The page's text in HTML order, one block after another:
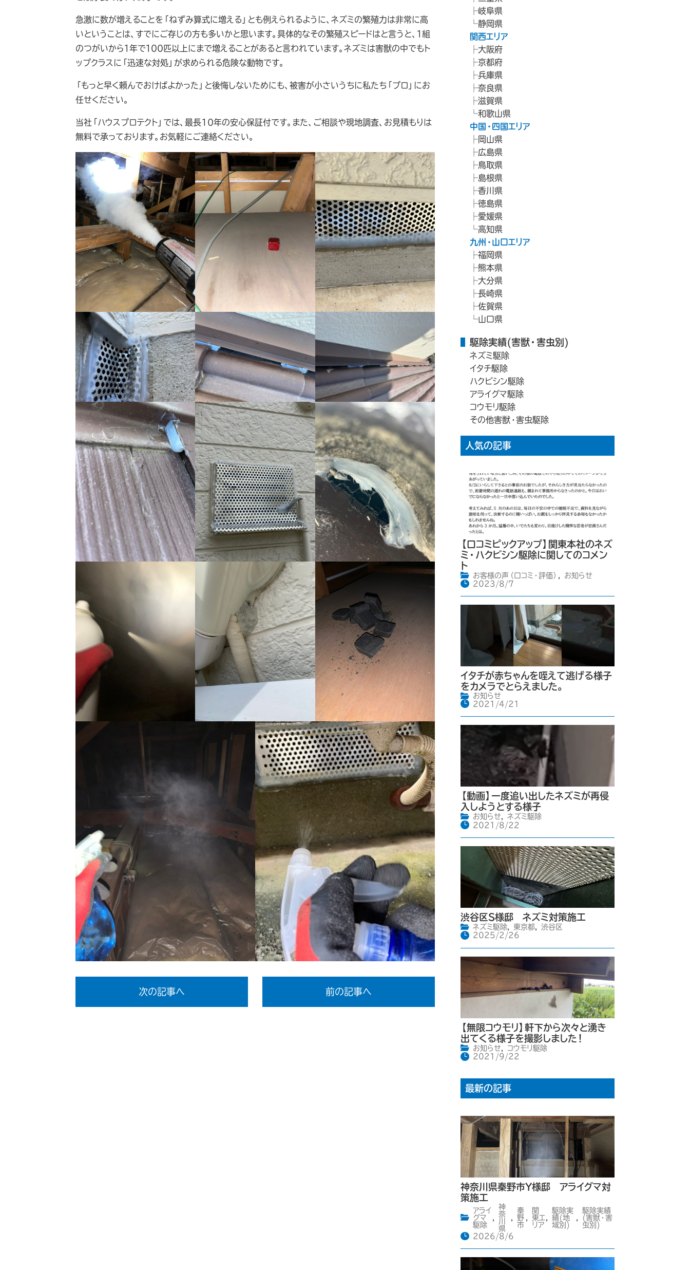
急激に数が増えることを「ねずみ算式に増える」とも例えられるように、ネズミの繁殖力は非常に高
いということは、すでにご存じの方も多いかと思います。具体的なその繁殖スピードはと言うと、１組
のつがいから１年で１００匹以上にまで増えることがあると言われています。ネズミは害獣の中でもト
ップクラスに「迅速な対処」が求められる危険な動物です。
「もっと早く頼んでおけばよかった」と後悔しないためにも、被害が小さいうちに私たち「プロ」にお
任せください。
当社「ハウスプロテクト」では、最長10年の安心保証付です。また、ご相談や現地調査、お見積もりは
無料で承っております。お気軽にご連絡ください。
次の記事へ 前の記事へ
岐阜県
静岡県
関西エリア
大阪府
京都府
兵庫県
奈良県
滋賀県
和歌山県
中国・四国エリア
岡山県
広島県
鳥取県
島根県
香川県
徳島県
愛媛県
高知県
九州・山口エリア
福岡県
熊本県
大分県
長崎県
佐賀県
山口県
駆除実績(害獣・害虫別)
ネズミ駆除
イタチ駆除
ハクビシン駆除
アライグマ駆除
コウモリ駆除
その他害獣・害虫駆除
人気の記事
【口コミピックアップ】関東本社のネズ
ミ・ハクビシン駆除に関してのコメン
ト
お客様の声（口コミ・評価）
お知らせ
2023/8/7
イタチが赤ちゃんを咥えて逃げる様子
をカメラでとらえました。
お知らせ
2021/4/21
【動画】一度追い出したネズミが再侵
入しようとする様子
お知らせ,
ネズミ駆除
2021/8/22
渋谷区S様邸 ネズミ対策施工
ネズミ駆除, 東京都,
渋谷区
2025/2/26
【無限コウモリ】軒下から次々と湧き
出てくる様子を撮影しました！
お知らせ,
コウモリ駆除
2021/9/22
最新の記事
神奈川県秦野市Y様邸 アライグマ対
策施工
アライ
グマ
駆除
神
奈
川
県
秦
野
市
関
東エ
リア
駆除実
績(地
域別)
駆除実績
(害獣・害
虫別)
2026/8/6